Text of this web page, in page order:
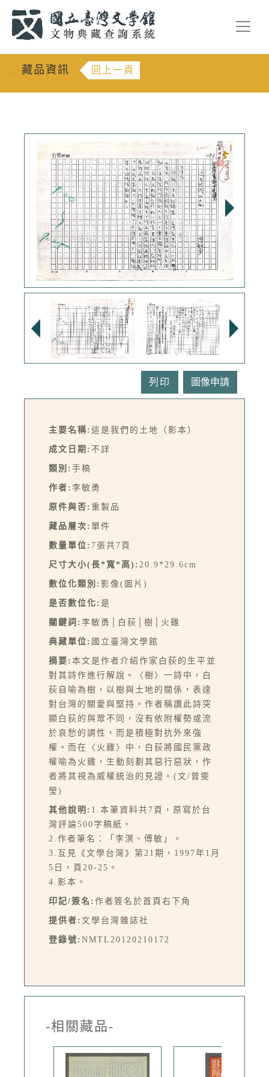
::: 藏品資訊 回上一頁
列印
主要名稱: 這是我們的土地（影本）
成文日期: 不詳
類別: 手稿
作者: 李敏勇
原件與否: 重製品
藏品層次: 單件
數量單位: 7張共7頁
尺寸大小(長*寬*高): 20.9*29.6cm
數位化類別: 影像(圖片)
是否數位化: 是
關鍵詞: 李敏勇│白荻│樹│火雞
典藏單位: 國立臺灣文學館
摘要: 本文是作者介紹作家白荻的生平並
對其詩作進行解說。〈樹〉一詩中，白
荻自喻為樹，以樹與土地的關係，表達
對台灣的關愛與堅持。作者稱讚此詩突
顯白荻的與眾不同，沒有依附權勢或流
於哀愁的調性，而是積極對抗外來強
權。而在〈火雞〉中，白荻將國民黨政
權喻為火雞，生動刻劃其惡行惡狀，作
者將其視為威權統治的見證。(文/曾雯
瑩)
其他說明: 1.本筆資料共7頁，原寫於台
灣評論500字稿紙。
2.作者筆名：「李溟、傅敏」。
3.互見《文學台灣》第21期，1997年1月
5日，頁20-25。
4.影本。
印記/簽名: 作者簽名於首頁右下角
提供者: 文學台灣雜誌社
登錄號: NMTL20120210172
-相關藏品-